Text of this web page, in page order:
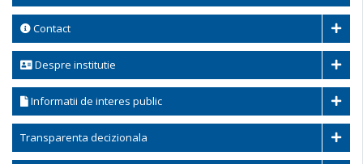
Contact
Despre institutie
Informatii de interes public
Transparenta decizionala